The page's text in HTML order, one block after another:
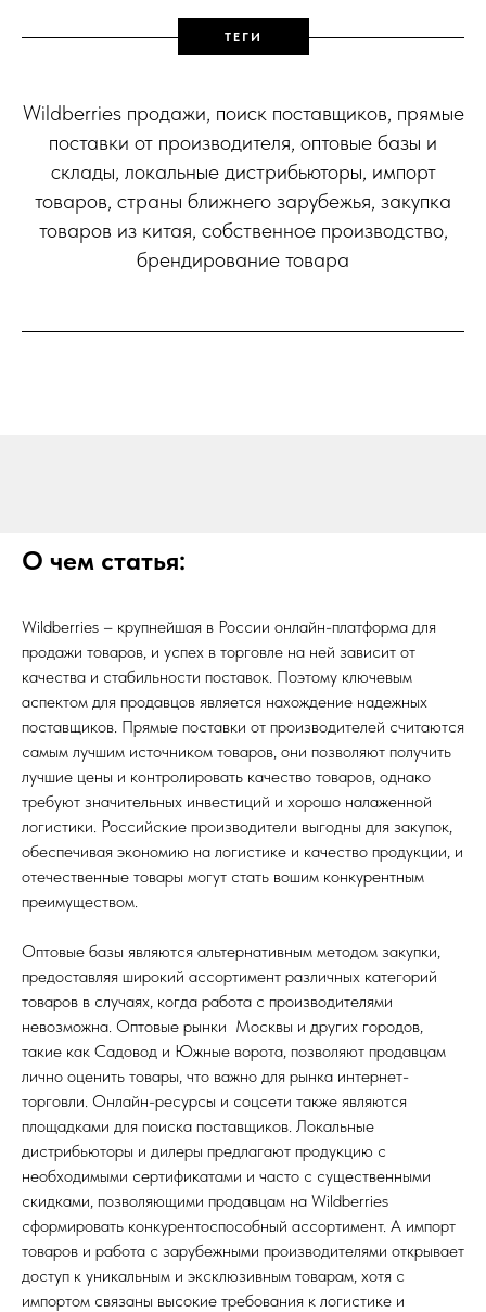
ТЕГИ
Wildberries продажи, поиск поставщиков, прямые
поставки от производителя, оптовые базы и
склады, локальные дистрибьюторы, импорт
товаров, страны ближнего зарубежья, закупка
товаров из китая, собственное производство,
брендирование товара
О чем статья:
Wildberries – крупнейшая в России онлайн-платформа для
продажи товаров, и успех в торговле на ней зависит от
качества и стабильности поставок. Поэтому ключевым
аспектом для продавцов является нахождение надежных
поставщиков. Прямые поставки от производителей считаются
самым лучшим источником товаров, они позволяют получить
лучшие цены и контролировать качество товаров, однако
требуют значительных инвестиций и хорошо налаженной
логистики. Российские производители выгодны для закупок,
обеспечивая экономию на логистике и качество продукции, и
отечественные товары могут стать вошим конкурентным
преимуществом.
Оптовые базы являются альтернативным методом закупки,
предоставляя широкий ассортимент различных категорий
товаров в случаях, когда работа с производителями
невозможна. Оптовые рынки Москвы и других городов,
такие как Садовод и Южные ворота, позволяют продавцам
лично оценить товары, что важно для рынка интернет-
торговли. Онлайн-ресурсы и соцсети также являются
площадками для поиска поставщиков. Локальные
дистрибьюторы и дилеры предлагают продукцию с
необходимыми сертификатами и часто с существенными
скидками, позволяющими продавцам на Wildberries
сформировать конкурентоспособный ассортимент. А импорт
товаров и работа с зарубежными производителями открывает
доступ к уникальным и эксклюзивным товарам, хотя с
импортом связаны высокие требования к логистике и